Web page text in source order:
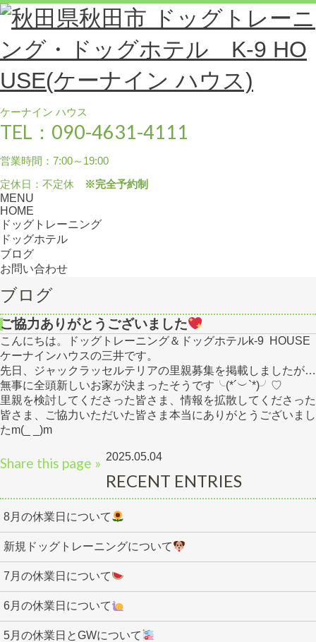
ケーナイン ハウス
TEL：090-4631-4111
営業時間：7:00～19:00
定休日：不定休
※完全予約制
MENU
HOME
ドッグトレーニング
ドッグホテル
ブログ
お問い合わせ
ブログ
ご協力ありがとうございました
こんにちは。ドッグトレーニング＆ドッグホテルk-9 HOUSE
ケーナインハウスの三井です。
先日、ジャックラッセルテリアの里親募集を掲載しましたが…
無事に全頭新しいお家が決まったそうです╰(*´︶`*)╯♡
里親を検討してくださった皆さま、情報を拡散してくださった
皆さま、ご協力いただいた皆さま本当にありがとうございまし
たm(_ _)m
Share this page » 2025.05.04
RECENT ENTRIES
8月の休業日について
新規ドッグトレーニングについて
7月の休業日について
6月の休業日について
5月の休業日とGWについて